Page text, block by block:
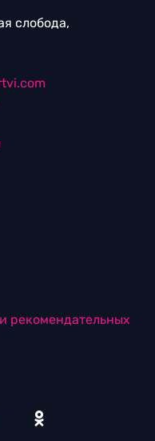
слобода,
рекомендательных